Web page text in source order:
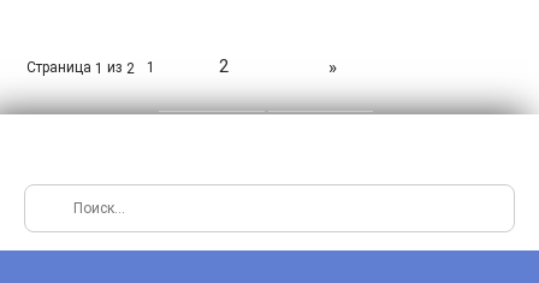
Страница 1 из 2 1 2 »